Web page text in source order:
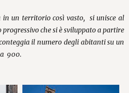
un territorio così vasto, si unisce al
che si è sviluppato a partire
il numero degli abitanti su un
900.